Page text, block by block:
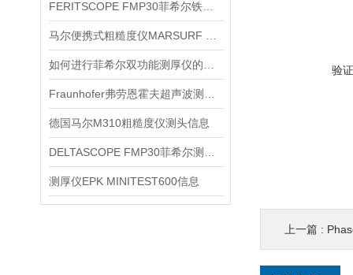
德国马尔M310粗糙度仪测头信息
测厚仪EPK MINITEST600信息
验
上一篇 :